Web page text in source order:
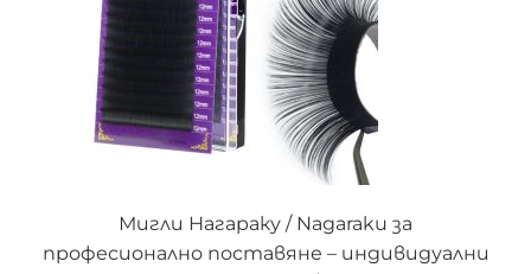
Мигли Нагараку / Nagaraku за
професионално поставяне – индивидуални